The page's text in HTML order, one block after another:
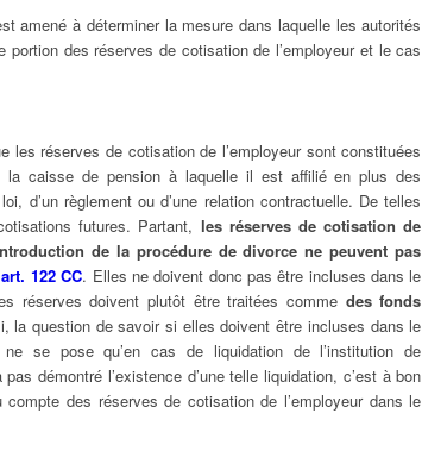
amené à déterminer la mesure dans laquelle les autorités
portion des réserves de cotisation de l’employeur et le cas
les réserves de cotisation de l’employeur sont constituées
la caisse de pension à laquelle il est affilié en plus des
d’un règlement ou d’une relation contractuelle. De telles
futures. Partant, les réserves de cotisation de
de la procédure de divorce ne peuvent pas
art. 122 CC. Elles ne doivent donc pas être incluses dans le
réserves doivent plutôt être traitées comme des fonds
la question de savoir si elles doivent être incluses dans le
se pose qu’en cas de liquidation de l’institution de
démontré l’existence d’une telle liquidation, c’est à bon
compte des réserves de cotisation de l’employeur dans le